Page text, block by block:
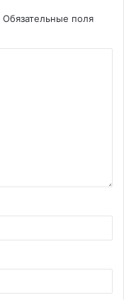
Обязательные поля